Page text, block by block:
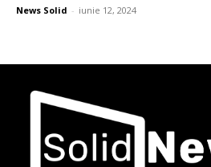
News Solid - iunie 12, 2024